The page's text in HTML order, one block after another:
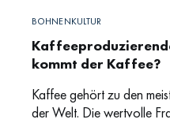
BOHNENKULTUR
kommt der Kaffee?
Kaffee gehört zu den
der Welt. Die wertvolle